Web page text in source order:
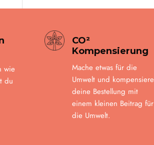
wie
du
CO²
Kompensierung
Mache etwas für die
Umwelt und kompensiere
deine Bestellung mit
einem kleinen Beitrag für
die Umwelt.